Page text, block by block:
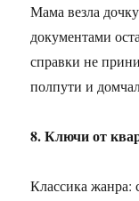
Мама везла
документами
справки не
полпути и
8. Ключи от
Классика жанра: